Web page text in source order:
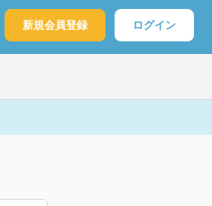
新規会員登録 ログイン